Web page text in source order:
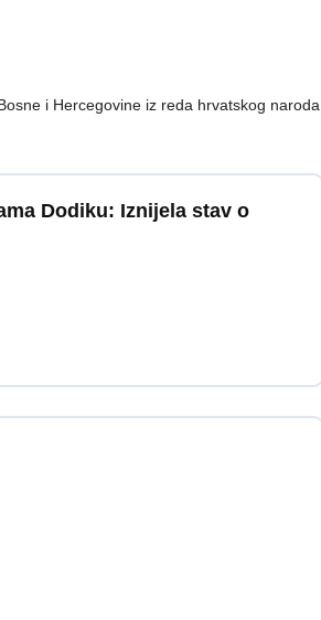
i Hercegovine iz reda hrvatskog naroda
Dodiku: Iznijela stav o